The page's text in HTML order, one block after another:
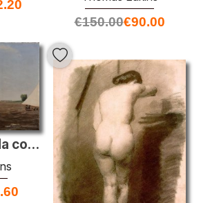
€150.00€90.00
Barche a vela da competizione sul Delaware